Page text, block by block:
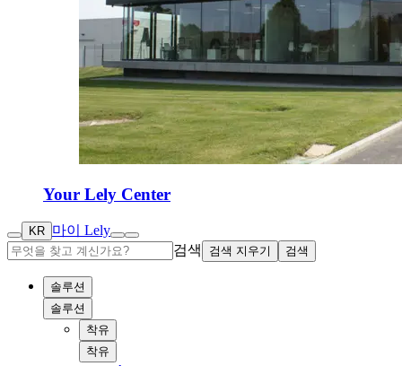
Your Lely Center
KR 마이 Lely
검색
검색 지우기 검색
솔루션
솔루션
착유
착유